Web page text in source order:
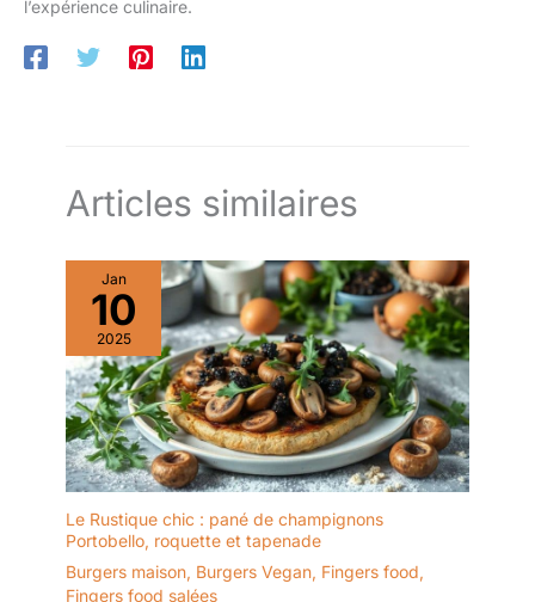
l’expérience culinaire.
Articles similaires
Jan
10
2025
Le Rustique chic : pané de champignons
Portobello, roquette et tapenade
Burgers maison, Burgers Vegan, Fingers food,
Fingers food salées